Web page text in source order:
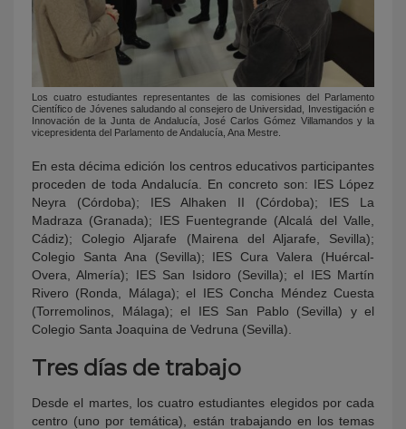
Los cuatro estudiantes representantes de las comisiones del Parlamento
Científico de Jóvenes saludando al consejero de Universidad, Investigación e
Innovación de la Junta de Andalucía, José Carlos Gómez Villamandos y la
vicepresidenta del Parlamento de Andalucía, Ana Mestre.
En esta décima edición los centros educativos participantes
proceden de toda Andalucía. En concreto son: IES López
Neyra (Córdoba); IES Alhaken II (Córdoba); IES La
Madraza (Granada); IES Fuentegrande (Alcalá del Valle,
Cádiz); Colegio Aljarafe (Mairena del Aljarafe, Sevilla);
Colegio Santa Ana (Sevilla); IES Cura Valera (Huércal-
Overa, Almería); IES San Isidoro (Sevilla); el IES Martín
Rivero (Ronda, Málaga); el IES Concha Méndez Cuesta
(Torremolinos, Málaga); el IES San Pablo (Sevilla) y el
Colegio Santa Joaquina de Vedruna (Sevilla).
Tres días de trabajo
Desde el martes, los cuatro estudiantes elegidos por cada
centro (uno por temática), están trabajando en los temas